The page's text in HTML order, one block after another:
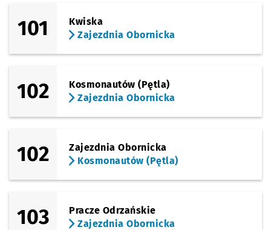
101
Kwiska
Zajezdnia Obornicka
102
Kosmonautów (Pętla)
Zajezdnia Obornicka
102
Zajezdnia Obornicka
Kosmonautów (Pętla)
103
Pracze Odrzańskie
Zajezdnia Obornicka